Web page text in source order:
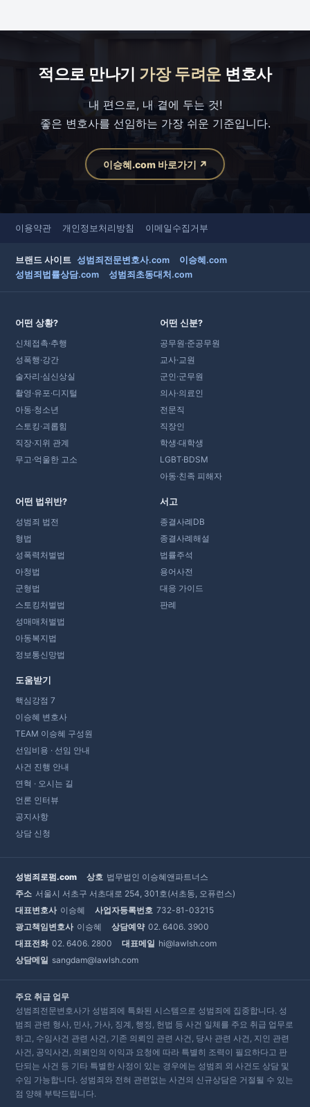
적으로 만나기 가장 두려운변호사
내 편으로, 내 곁에 두는 것!
좋은 변호사를 선임하는 가장 쉬운 기준입니다.
이승혜.com 바로가기 ↗
이용약관 개인정보처리방침 이메일수집거부
브랜드 사이트 성범죄전문변호사.com
이승혜.com
성범죄법률상담.com
성범죄초동대처.com
어떤 상황?
신체접촉·추행
성폭행·강간
술자리·심신상실
촬영·유포·디지털
아동·청소년
스토킹·괴롭힘
직장·지위 관계
무고·억울한 고소
어떤 신분?
공무원·준공무원
교사·교원
군인·군무원
의사·의료인
전문직
직장인
학생·대학생
LGBT·BDSM
아동·친족 피해자
어떤 법위반?
성범죄 법전
형법
성폭력처벌법
아청법
군형법
스토킹처벌법
성매매처벌법
아동복지법
정보통신망법
서고
종결사례DB
종결사례해설
법률주석
용어사전
대응 가이드
판례
도움받기
핵심강점 7
이승혜 변호사
TEAM 이승혜 구성원
선임비용 · 선임 안내
사건 진행 안내
연혁 · 오시는 길
언론 인터뷰
공지사항
상담 신청
성범죄로펌.com 상호 법무법인 이승혜앤파트너스
주소 서울시 서초구 서초대로 254, 301호(서초동, 오퓨런스)
대표변호사 이승혜 사업자등록번호 732-81-03215
광고책임변호사 이승혜 상담예약 02. 6406. 3900
대표전화 02. 6406. 2800 대표메일 hi@lawlsh.com
상담메일 sangdam@lawlsh.com
주요 취급 업무
성범죄전문변호사가 성범죄에 특화된 시스템으로 성범죄에 집중합니다. 성
범죄 관련 형사, 민사, 가사, 징계, 행정, 헌법 등 사건 일체를 주요 취급 업무로
하고, 수임사건 관련 사건, 기존 의뢰인 관련 사건, 당사 관련 사건, 지인 관련
사건, 공익사건, 의뢰인의 이익과 요청에 따라 특별히 조력이 필요하다고 판
단되는 사건 등 기타 특별한 사정이 있는 경우에는 성범죄 외 사건도 상담 및
수임 가능합니다. 성범죄와 전혀 관련없는 사건의 신규상담은 거절될 수 있는
점 양해 부탁드립니다.